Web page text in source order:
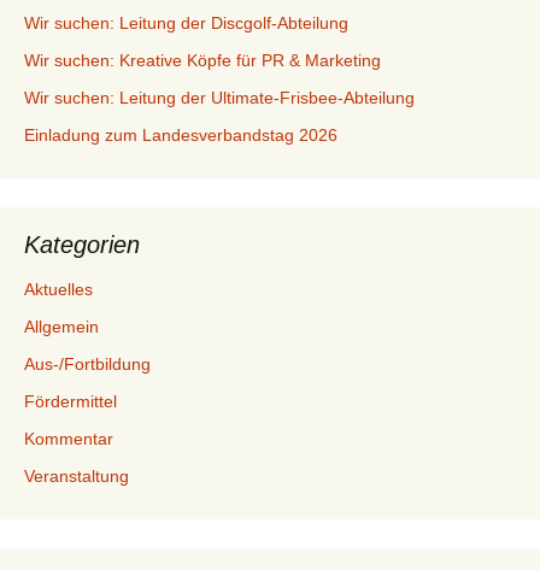
Wir suchen: Leitung der Discgolf-Abteilung
Wir suchen: Kreative Köpfe für PR & Marketing
Wir suchen: Leitung der Ultimate-Frisbee-Abteilung
Einladung zum Landesverbandstag 2026
Kategorien
Aktuelles
Allgemein
Aus-/Fortbildung
Fördermittel
Kommentar
Veranstaltung